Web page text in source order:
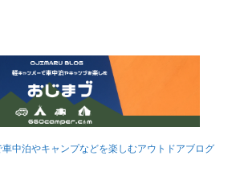
中泊やキャンプなどを楽しむアウトドアブログ